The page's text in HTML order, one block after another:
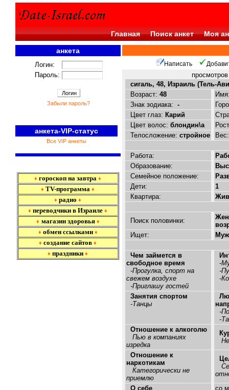
Главная Поиск анкет Моя
анкета
Логин:
Пароль:
Забыли пароль?
анкета-VIP-статус
Все VIP анкеты
♦ гороскоп на завтра ♦
♦ TV-программа ♦
♦ радио ♦
♦ переводчики в Израиле ♦
♦ магазин здоровья ♦
♦ обмен ссылками ♦
♦ создание сайтов ♦
♦ праздники ♦
Написать
сигаль, 48, Израиль (Тель-
Возраст: 48
Знак зодиака: -
Цвет глаз: Карий
Цвет волос: блондин\а
Телосложение: стройное
Работа:
Образование:
Семейное положение:
Дети:
1
Квартира:
Поиск половинки:
Ищет:
Чем займется в
свободное время
-Прогулка, спорт на
свежем воздухе
-Приглашу гостей
-
-
-
Занятия спортом
-Танцы
-
-
Отношение к алкоголю
Пью в компаниях
изредка
Отношение к
наркотикам
Категорически не
приемлю
О себе
со